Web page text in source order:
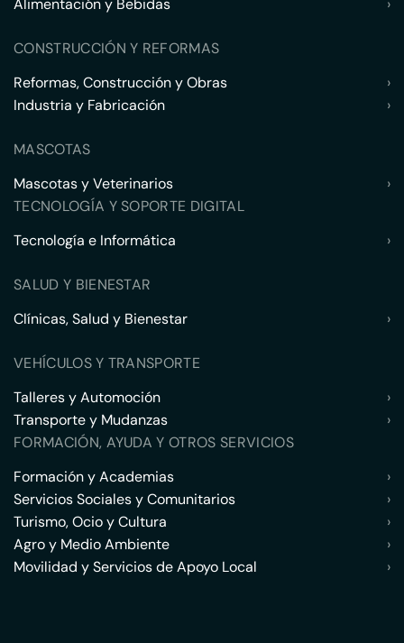
Alimentación y Bebidas
›
CONSTRUCCIÓN Y REFORMAS
Reformas, Construcción y Obras
›
Industria y Fabricación
›
MASCOTAS
Mascotas y Veterinarios
›
TECNOLOGÍA Y SOPORTE DIGITAL
Tecnología e Informática
›
SALUD Y BIENESTAR
Clínicas, Salud y Bienestar
›
VEHÍCULOS Y TRANSPORTE
Talleres y Automoción
›
Transporte y Mudanzas
›
FORMACIÓN, AYUDA Y OTROS SERVICIOS
Formación y Academias
›
Servicios Sociales y Comunitarios
›
Turismo, Ocio y Cultura
›
Agro y Medio Ambiente
›
Movilidad y Servicios de Apoyo Local
›